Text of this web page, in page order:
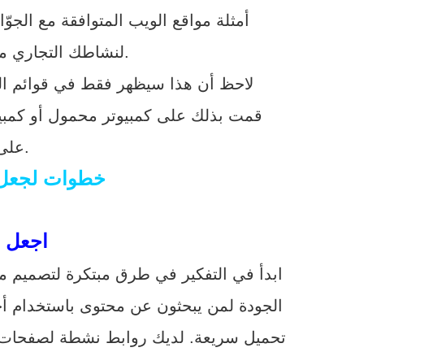
أمثلة مواقع الويب المتوافقة مع
“مناسب للجوّال” أسفل قائمة عناوين URL لنشاطك التجاري مباشرةً.
لاحظ أن هذا سيظهر فقط في قوائم
قمت بذلك على كمبيوتر محمول أو
على البدء. سنتحدث عن ذلك بعد قليل.
خطوات لجعل
ابدأ في التفكير في طرق مبتكرة
الجودة لمن يبحثون عن محتوى
تحميل سريعة. لديك روابط نشطة لصفحات